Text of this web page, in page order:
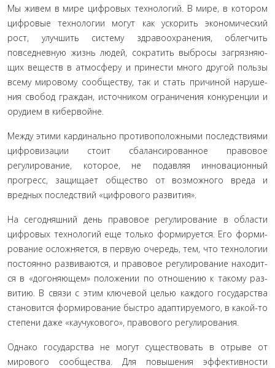
Мы живем в мире цифровых технологий. В мире, в ко­тором
цифровые технологии могут как ускорить экономи­ческий
рост, улучшить систему здравоохранения, облегчить
повседневную жизнь людей, сократить выбросы загрязняю­
щих веществ в атмосферу и принести много другой пользы
всему мировому сообществу, так и стать причиной наруше­
ния свобод граждан, источником ограничения конкуренции и
орудием в кибервойне.
Между этими кардинально проти­воположными последствиями
цифровизации стоит сбалан­сированное правовое
регулирование, которое, не подавляя инновационный
прогресс, защищает общество от возможно­го вреда и
вредных последствий «цифрового развития».
На сегодняшний день правовое регулирование в области
цифровых технологий еще только формируется. Его форми­
рование осложняется, в первую очередь, тем, что технологии
постоянно развиваются, и правовое регулирование находит­
ся в «догоняющем» положении по отношению к такому раз­
витию. В связи с этим ключевой целью каждого государства
становится формирование быстро адаптируемого, в какой-то
степени даже «каучукового», правового регулирования.
Однако государства не могут существовать в отрыве от
мирового сообщества. Для повышения эффективности